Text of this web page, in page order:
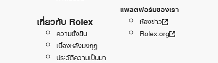
เกี่ยวกับ Rolex
ความยั่งยืน
เบื้องหลังมงกุฎ
ประวัติความเป็นมา
แพลตฟอร์มของเรา
ห้องข่าว
Rolex.org